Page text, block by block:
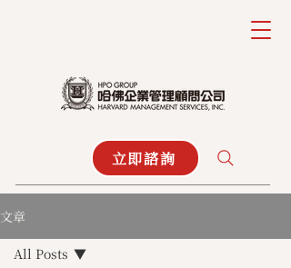
立即諮詢
文章
All Posts